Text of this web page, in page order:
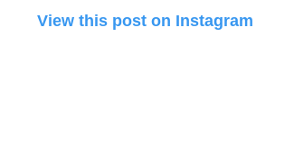
View this post on Instagram